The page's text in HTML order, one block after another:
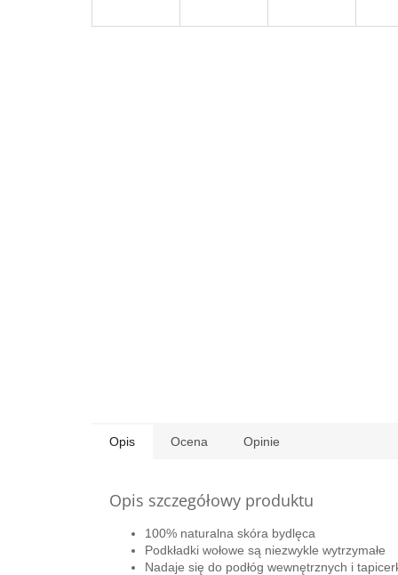
Opis Ocena Opinie
Opis szczegółowy produktu
100% naturalna skóra bydlęca
Podkładki wołowe są niezwykle wytrzymałe
Nadaje się do podłóg wewnętrznych i